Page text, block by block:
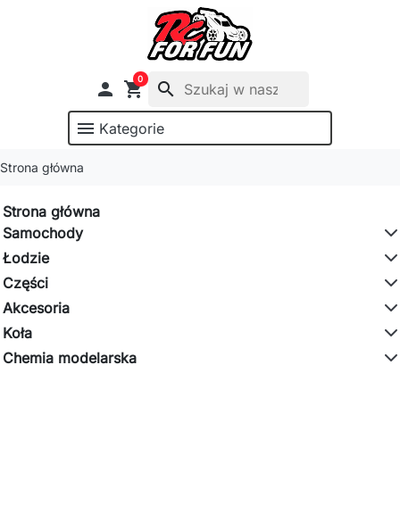
 shopping_cart
0
search
menu Kategorie
Strona główna
Strona główna
Samochody
Łodzie
Części
Akcesoria
Koła
Chemia modelarska